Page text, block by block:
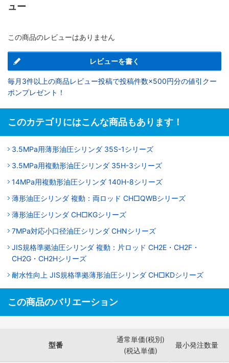
ュー
この商品のレビューはありません
レビューを書く
毎月3件以上の商品レビュー投稿で投稿件数×500円分の値引クー
ポンプレゼント！
このカテゴリにはこんな商品もあります！
3.5MPa用薄形油圧シリンダ 35S-1シリーズ
3.5MPa用複動形油圧シリンダ 35H-3シリーズ
14MPa用複動形油圧シリンダ 140H-8シリーズ
薄形油圧シリンダ 複動：両ロッド CH□QWBシリーズ
薄形油圧シリンダ CH□KGシリーズ
7MPa対応小口径油圧シリンダ CHNシリーズ
JIS規格準拠油圧シリンダ 複動：片ロッド CH2E・CH2F・
CH2G・CH2Hシリーズ
耐水性向上 JIS規格準拠薄形油圧シリンダ CH□KDシリーズ
この商品のバリエーション
型番
通常単価(税別)
(税込単価)
最小発注数量